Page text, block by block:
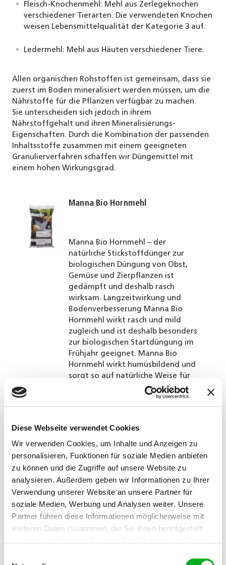
Diese Webseite verwendet Cookies
Wir verwenden Cookies, um Inhalte und Anzeigen zu
personalisieren, Funktionen für soziale Medien anbieten
zu können und die Zugriffe auf unsere Website zu
analysieren. Außerdem geben wir Informationen zu Ihrer
Verwendung unserer Website an unsere Partner für
soziale Medien, Werbung und Analysen weiter. Unsere
Partner führen diese Informationen möglicherweise mit
weiteren Daten zusammen, die Sie ihnen bereitgestellt
Fleisch-Knochenmehl: Mehl aus Zerlegeknochen
verschiedener Tierarten. Die verwendeten Knochen
weisen Lebensmittelqualität der Kategorie 3 auf.
Ledermehl: Mehl aus Häuten verschiedener Tiere.
Allen organischen Rohstoffen ist gemeinsam, dass sie
zuerst im Boden mineralisiert werden müssen, um die
Nährstoffe für die Pflanzen verfügbar zu machen.
Sie unterscheiden sich jedoch in ihrem
Nährstoffgehalt und ihren Mineralisierungs-
Eigenschaften. Durch die Kombination der passenden
Inhaltsstoffe zusammen mit einem geeigneten
Granulierverfahren schaffen wir Düngemittel mit
einem hohen Wirkungsgrad.
Manna Bio Hornmehl
Manna Bio Hornmehl – der
natürliche Stickstoffdünger zur
biologischen Düngung von Obst,
Gemüse und Zierpflanzen ist
gedämpft und deshalb rasch
wirksam. Langzeitwirkung und
Bodenverbesserung Manna Bio
Hornmehl wirkt rasch und mild
zugleich und ist deshalb besonders
zur biologischen Startdüngung im
Frühjahr geeignet. Manna Bio
Hornmehl wirkt humusbildend und
sorgt so auf natürliche Weise für
gesundes Pflanzenwachstum.
Manna Bio Hornspäne
Manna Bio Hornspäne, der
natürliche Stickstoffdünger zur